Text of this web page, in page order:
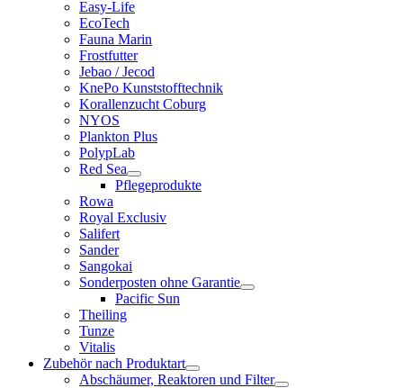
Easy-Life
EcoTech
Fauna Marin
Frostfutter
Jebao / Jecod
KnePo Kunststofftechnik
Korallenzucht Coburg
NYOS
Plankton Plus
PolypLab
Red Sea
Pflegeprodukte
Rowa
Royal Exclusiv
Salifert
Sander
Sangokai
Sonderposten ohne Garantie
Pacific Sun
Theiling
Tunze
Vitalis
Zubehör nach Produktart
Abschäumer, Reaktoren und Filter